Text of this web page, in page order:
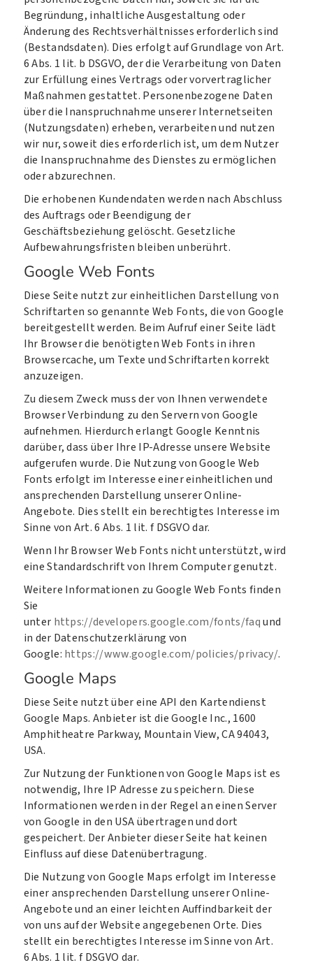
Begründung, inhaltliche Ausgestaltung oder
Änderung des Rechtsverhältnisses erforderlich sind
(Bestandsdaten). Dies erfolgt auf Grundlage von Art.
6 Abs. 1 lit. b DSGVO, der die Verarbeitung von Daten
zur Erfüllung eines Vertrags oder vorvertraglicher
Maßnahmen gestattet. Personenbezogene Daten
über die Inanspruchnahme unserer Internetseiten
(Nutzungsdaten) erheben, verarbeiten und nutzen
wir nur, soweit dies erforderlich ist, um dem Nutzer
die Inanspruchnahme des Dienstes zu ermöglichen
oder abzurechnen.
Die erhobenen Kundendaten werden nach Abschluss
des Auftrags oder Beendigung der
Geschäftsbeziehung gelöscht. Gesetzliche
Aufbewahrungsfristen bleiben unberührt.
Google Web Fonts
Diese Seite nutzt zur einheitlichen Darstellung von
Schriftarten so genannte Web Fonts, die von Google
bereitgestellt werden. Beim Aufruf einer Seite lädt
Ihr Browser die benötigten Web Fonts in ihren
Browsercache, um Texte und Schriftarten korrekt
anzuzeigen.
Zu diesem Zweck muss der von Ihnen verwendete
Browser Verbindung zu den Servern von Google
aufnehmen. Hierdurch erlangt Google Kenntnis
darüber, dass über Ihre IP-Adresse unsere Website
aufgerufen wurde. Die Nutzung von Google Web
Fonts erfolgt im Interesse einer einheitlichen und
ansprechenden Darstellung unserer Online-
Angebote. Dies stellt ein berechtigtes Interesse im
Sinne von Art. 6 Abs. 1 lit. f DSGVO dar.
Wenn Ihr Browser Web Fonts nicht unterstützt, wird
eine Standardschrift von Ihrem Computer genutzt.
Weitere Informationen zu Google Web Fonts finden
Sie
unter https://developers.google.com/fonts/faqund
in der Datenschutzerklärung von
Google: https://www.google.com/policies/privacy/.
Google Maps
Diese Seite nutzt über eine API den Kartendienst
Google Maps. Anbieter ist die Google Inc., 1600
Amphitheatre Parkway, Mountain View, CA 94043,
USA.
Zur Nutzung der Funktionen von Google Maps ist es
notwendig, Ihre IP Adresse zu speichern. Diese
Informationen werden in der Regel an einen Server
von Google in den USA übertragen und dort
gespeichert. Der Anbieter dieser Seite hat keinen
Einfluss auf diese Datenübertragung.
Die Nutzung von Google Maps erfolgt im Interesse
einer ansprechenden Darstellung unserer Online-
Angebote und an einer leichten Auffindbarkeit der
von uns auf der Website angegebenen Orte. Dies
stellt ein berechtigtes Interesse im Sinne von Art.
6 Abs. 1 lit. f DSGVO dar.